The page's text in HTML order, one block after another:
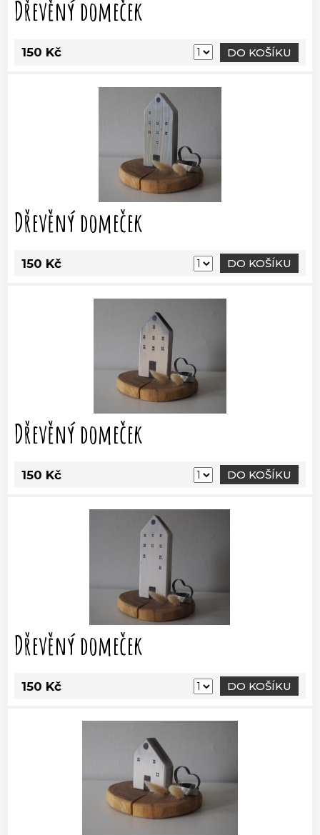
Dřevěný domeček
150 Kč DO KOŠÍKU
Dřevěný domeček
150 Kč DO KOŠÍKU
Dřevěný domeček
150 Kč DO KOŠÍKU
Dřevěný domeček
150 Kč DO KOŠÍKU